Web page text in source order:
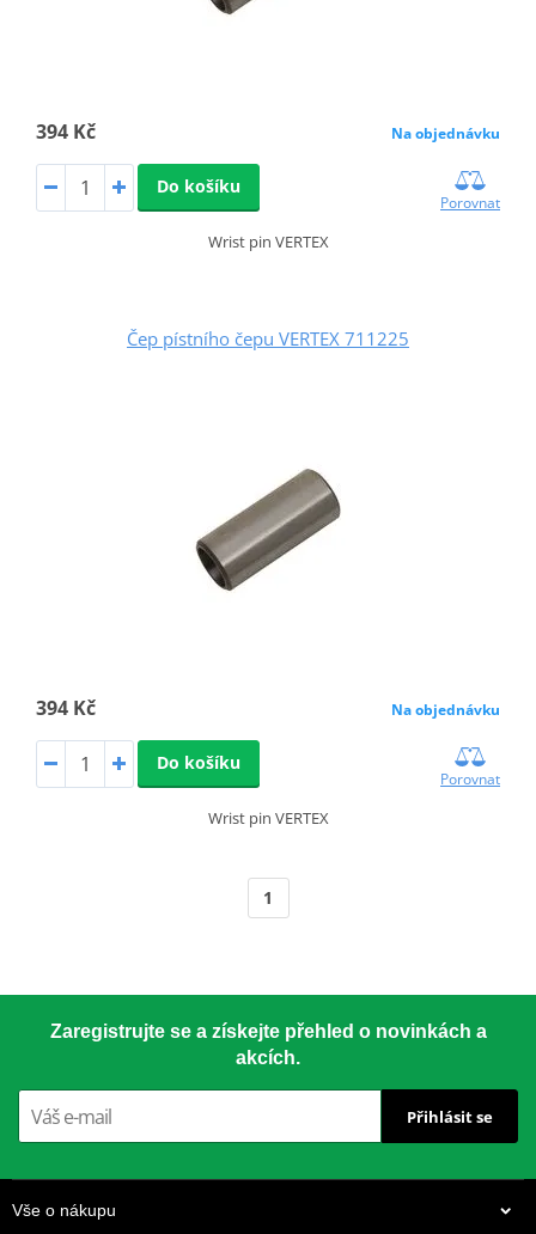
394 Kč Na objednávku
Do košíku
Porovnat
Wrist pin VERTEX
Čep pístního čepu VERTEX 711225
394 Kč Na objednávku
Do košíku
Porovnat
Wrist pin VERTEX
1
Zaregistrujte se a získejte přehled o novinkách a
akcích.
Přihlásit se
Vše o nákupu